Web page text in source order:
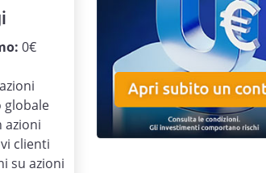
0€
globale
azioni
clienti
su azioni